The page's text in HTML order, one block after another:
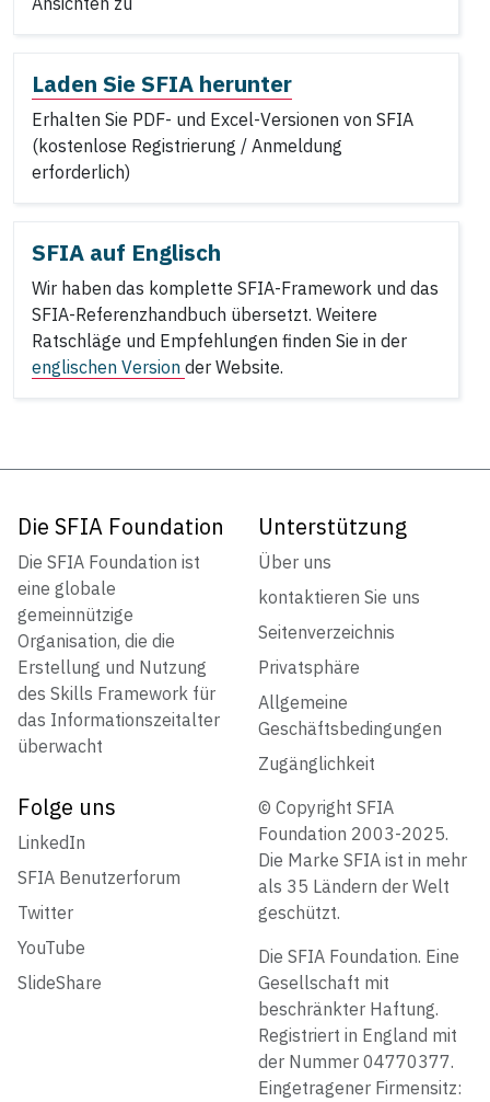
Laden Sie SFIA herunter
Erhalten Sie PDF- und Excel-Versionen von SFIA
(kostenlose Registrierung / Anmeldung
erforderlich)
SFIA auf Englisch
Wir haben das komplette SFIA-Framework und das
SFIA-Referenzhandbuch übersetzt. Weitere
Ratschläge und Empfehlungen finden Sie in der
englischen Version der Website.
Die SFIA Foundation
Die SFIA Foundation ist
eine globale
gemeinnützige
Organisation, die die
Erstellung und Nutzung
des Skills Framework für
das Informationszeitalter
überwacht
Unterstützung
Über uns
kontaktieren Sie uns
Seitenverzeichnis
Privatsphäre
Allgemeine
Geschäftsbedingungen
Zugänglichkeit
Folge uns
LinkedIn
SFIA Benutzerforum
Twitter
YouTube
SlideShare
© Copyright SFIA
Foundation 2003-2025.
Die Marke SFIA ist in mehr
als 35 Ländern der Welt
geschützt.
Die SFIA Foundation. Eine
Gesellschaft mit
beschränkter Haftung.
Registriert in England mit
der Nummer 04770377.
Eingetragener Firmensitz: